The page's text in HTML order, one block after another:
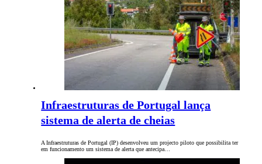
Infraestruturas de Portugal lança
sistema de alerta de cheias
A Infraestruturas de Portugal (IP) desenvolveu um projecto piloto que possibilita ter
em funcionamento um sistema de alerta que antecipa…